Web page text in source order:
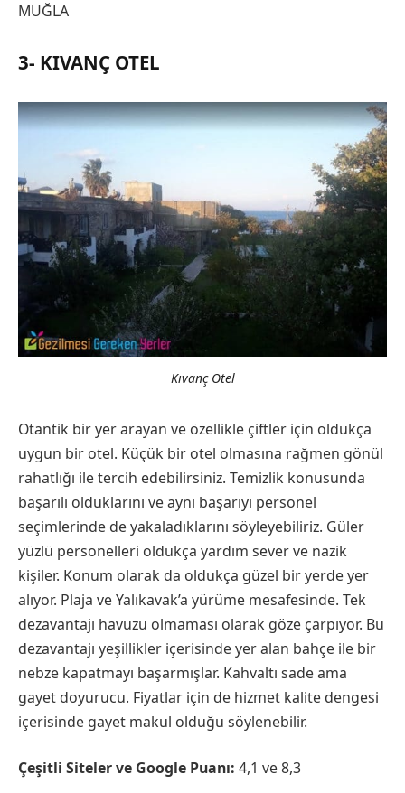
MUĞLA
3- KIVANÇ OTEL
Kıvanç Otel
Otantik bir yer arayan ve özellikle çiftler için oldukça
uygun bir otel. Küçük bir otel olmasına rağmen gönül
rahatlığı ile tercih edebilirsiniz. Temizlik konusunda
başarılı olduklarını ve aynı başarıyı personel
seçimlerinde de yakaladıklarını söyleyebiliriz. Güler
yüzlü personelleri oldukça yardım sever ve nazik
kişiler. Konum olarak da oldukça güzel bir yerde yer
alıyor. Plaja ve Yalıkavak’a yürüme mesafesinde. Tek
dezavantajı havuzu olmaması olarak göze çarpıyor. Bu
dezavantajı yeşillikler içerisinde yer alan bahçe ile bir
nebze kapatmayı başarmışlar. Kahvaltı sade ama
gayet doyurucu. Fiyatlar için de hizmet kalite dengesi
içerisinde gayet makul olduğu söylenebilir.
Çeşitli Siteler ve Google Puanı: 4,1 ve 8,3